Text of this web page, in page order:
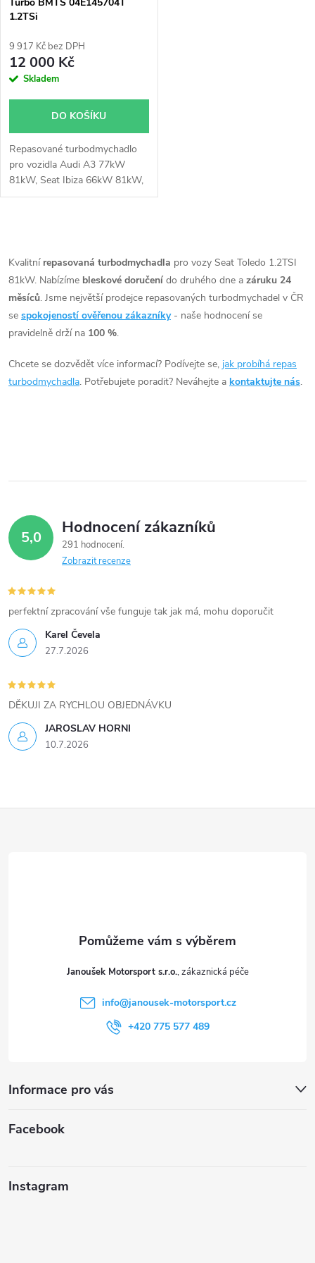
p
r
o
u
k
ů
p
r
o
d
u
k
ů
1.2TSi
9 917 Kč bez DPH
12 000 Kč
Skladem
DO KOŠÍKU
Repasované turbodmychadlo
pro vozidla Audi A3 77kW
81kW, Seat Ibiza 66kW 81kW,
Seat Leon 63kW 77kW 81kW,
Jetta 77kW, Polo 66kW 81kW,
Touran 81kW, Škoda Fabia
77kW 81kW, Rapid 66kW
81kW, Yeti 81kW
v
l
á
a
v
k
v
ý
p
i
s
u
Kvalitní repasovaná turbodmychadla pro vozy Seat Toledo 1.2TSI
81kW. Nabízíme bleskové doručení do druhého dne a záruku 24
měsíců. Jsme největší prodejce repasovaných turbodmychadel v ČR
se spokojeností ověřenou zákazníky - naše hodnocení se
pravidelně drží na 100 %.
Chcete se dozvědět více informací? Podívejte se, jak probíhá repas
turbodmychadla. Potřebujete poradit? Neváhejte a kontaktujte nás.
5,0 Hodnocení zákazníků
291 hodnocení
Zobrazit recenze
Karel Čevela
27.7.2026
perfektní zpracování vše funguje tak jak má, mohu doporučit
JAROSLAV HORNI
10.7.2026
DĚKUJI ZA RYCHLOU OBJEDNÁVKU
Janoušek Motorsport s.r.o.
info@janousek-motorsport.cz
+420 775 577 489
Informace pro vás
Facebook
Instagram